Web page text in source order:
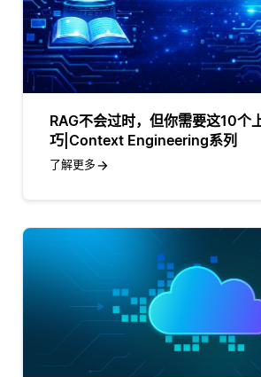
RAG不会过时，但你需要这10个
巧|Context Engineering系列
了解更多